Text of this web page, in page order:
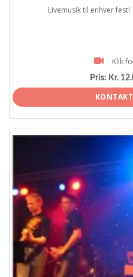
Livemusik til enhver
Klik
Pris: Kr.